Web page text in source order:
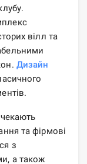
вілл та
Дизайн
чекають
та фірмові
з
а також